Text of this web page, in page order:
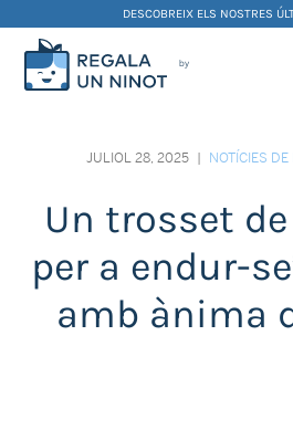
content
DESCOBREIX ELS NOSTRES
foguerersJULIOL 28, 2025 | NOTÍCIES
Un trosset
per a endur-
amb ànima